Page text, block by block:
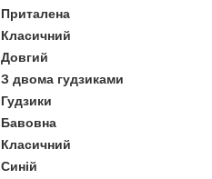
Приталена
Класичний
Довгий
З двома гудзиками
Гудзики
Бавовна
Класичний
Синій